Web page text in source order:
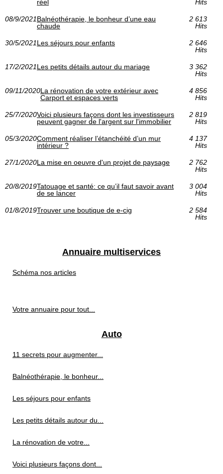
réel
Hits
08/9/2021Balnéothérapie, le bonheur d’une eau
chaude
2 613
Hits
30/5/2021Les séjours pour enfants
2 646
Hits
17/2/2021Les petits détails autour du mariage
3 362
Hits
09/11/2020La rénovation de votre extérieur avec
Carport et espaces verts
4 856
Hits
25/7/2020Voici plusieurs façons dont les investisseurs
peuvent gagner de l'argent sur l'immobilier
2 819
Hits
05/3/2020Comment réaliser l’étanchéité d’un mur
intérieur ?
4 137
Hits
27/1/2020La mise en oeuvre d'un projet de paysage
2 762
Hits
20/8/2019Tatouage et santé: ce qu’il faut savoir avant
de se lancer
3 004
Hits
01/8/2019Trouver une boutique de e-cig
2 584
Hits
Annuaire multiservices
Schéma nos articles
Votre annuaire pour tout...
Auto
11 secrets pour augmenter...
Balnéothérapie, le bonheur...
Les séjours pour enfants
Les petits détails autour du...
La rénovation de votre...
Voici plusieurs façons dont...